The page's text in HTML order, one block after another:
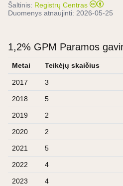
Šaltinis: Registrų Centras
Duomenys atnaujinti: 2026-05-25
1,2% GPM Paramos
Metai Teikėjų skaičius
2017 3
2018 5
2019 2
2020 2
2021 5
2022 4
2023 4